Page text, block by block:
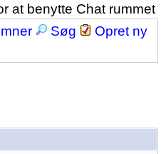
at benytte Chat rummet
Søg
Opret ny